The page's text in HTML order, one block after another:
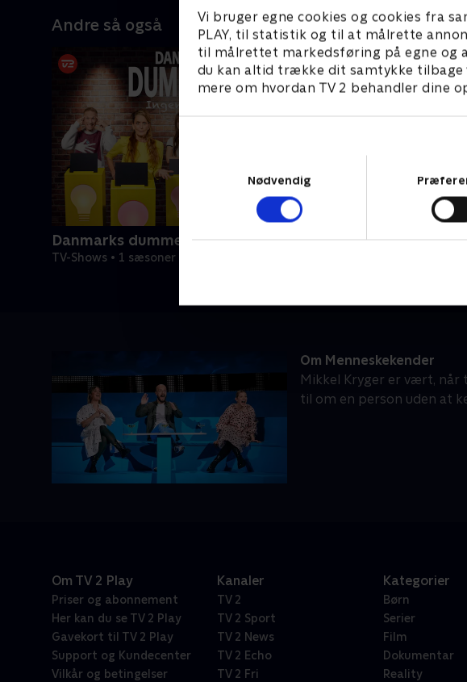
Vi bruger egne cookies og cookies fra
PLAY, til statistik og til at målrette
til målrettet markedsføring på egne og
du kan altid trække dit samtykke tilbage
mere om hvordan TV 2 behandler dine
Nødvendig
Andre så også
Danmarks dummeste
TV-Shows • 1 sæsoner
24
Om Menneskekender
Mikkel Kryger er vært,
til om en person uden at
Om TV 2 Play
Priser og abonnement
Her kan du se TV 2 Play
Gavekort til TV 2 Play
Support og Kundecenter
Vilkår og betingelser
Kanaler
TV 2
TV 2 Sport
TV 2 News
TV 2 Echo
TV 2 Fri
Kategorier
Børn
Serier
Film
Dokumentar
Reality